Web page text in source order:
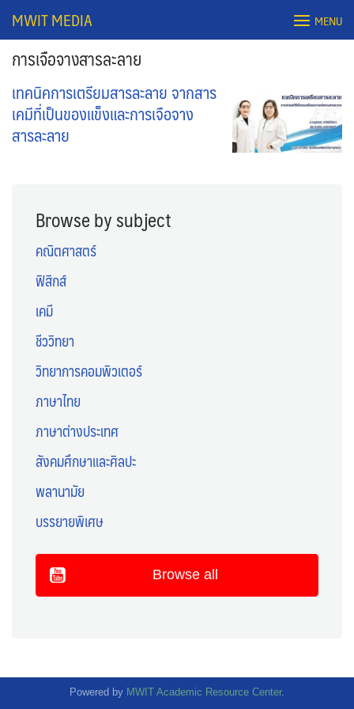
Search
MWIT MEDIA MENU
การเจือจางสารละลาย
เทคนิคการเตรียมสารละลาย จากสาร
เคมีที่เป็นของแข็งและการเจือจาง
สารละลาย
Browse by subject
คณิตศาสตร์
ฟิสิกส์
เคมี
ชีววิทยา
วิทยาการคอมพิวเตอร์
ภาษาไทย
ภาษาต่างประเทศ
สังคมศึกษาและศิลปะ
พลานามัย
บรรยายพิเศษ
Browse all
Powered by MWIT Academic Resource Center.